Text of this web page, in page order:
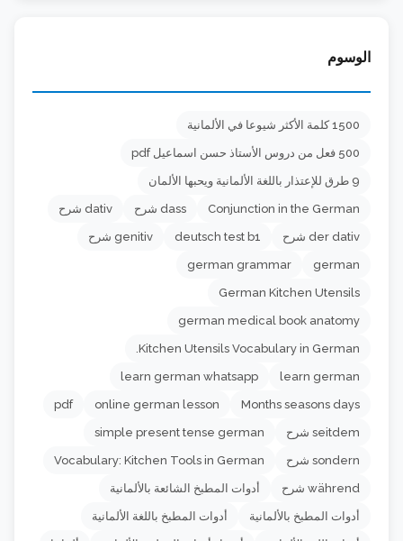
الوسوم
1500 كلمة الأكثر شيوعا في الألمانية
500 فعل من دروس الأستاذ حسن اسماعيل pdf
9 طرق للإعتذار باللغة الألمانية ويحبها الألمان
Conjunction in the German dass شرح dativ شرح
der dativ شرح deutsch test b1 genitiv شرح
german
german grammar
German Kitchen Utensils
german medical book anatomy
Kitchen Utensils Vocabulary in German.
learn german
learn german whatsapp
Months seasons days
online german lesson
pdf
seitdem شرح simple present tense german
sondern شرح Vocabulary: Kitchen Tools in German
während شرح أدوات المطبخ الشائعة بالألمانية
أدوات المطبخ بالألمانية أدوات المطبخ باللغة الألمانية